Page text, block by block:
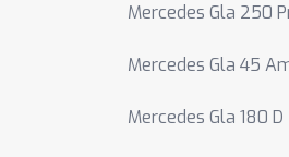
Mercedes Gla 250
Mercedes Gla 45
Mercedes Gla 180